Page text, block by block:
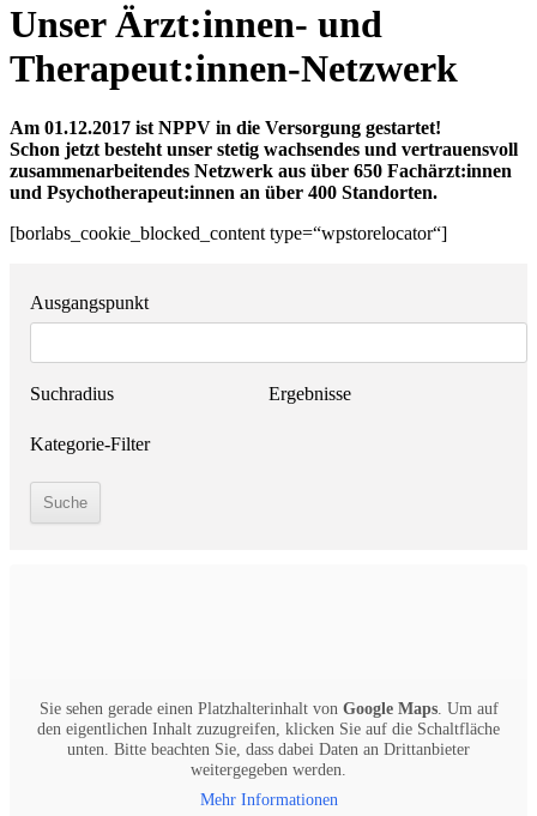
Unser Ärzt:innen- und
Therapeut:innen-Netzwerk
Am 01.12.2017 ist NPPV in die Versorgung gestartet!
Schon jetzt besteht unser stetig wachsendes und vertrauensvoll
zusammenarbeitendes Netzwerk aus über 650 Fachärzt:innen
und Psychotherapeut:innen an über 400 Standorten.
[borlabs_cookie_blocked_content type=“wpstorelocator“]
Ausgangspunkt
Suchradius Ergebnisse
Kategorie-Filter
Sie sehen gerade einen Platzhalterinhalt von Google Maps. Um auf
den eigentlichen Inhalt zuzugreifen, klicken Sie auf die Schaltfläche
unten. Bitte beachten Sie, dass dabei Daten an Drittanbieter
weitergegeben werden.
Mehr Informationen